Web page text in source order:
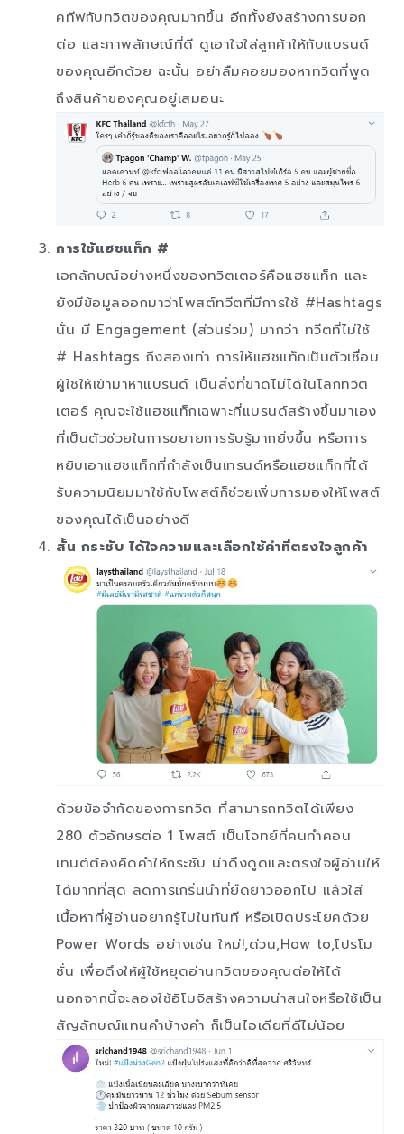
คทีฟกับทวิตของคุณมากขึ้น อีกทั้งยังสร้างการบอก
ต่อ และภาพลักษณ์ที่ดี ดูเอาใจใส่ลูกค้าให้กับแบรนด์
ของคุณอีกด้วย ฉะนั้น อย่าลืมคอยมองหาทวิตที่พูด
ถึงสินค้าของคุณอยู่เสมอนะ
การใช้แฮชแท็ก #
เอกลักษณ์อย่างหนึ่งของทวิตเตอร์คือแฮชแท็ก และ
ยังมีข้อมูลออกมาว่าโพสต์ทวีตที่มีการใช้ #Hashtags
นั้น มี Engagement (ส่วนร่วม) มากว่า ทวีตที่ไม่ใช้
# Hashtags ถึงสองเท่า การให้แฮชแท็กเป็นตัวเชื่อม
ผู้ใชให้เข้ามาหาแบรนด์ เป็นสิ่งที่ขาดไม่ได้ในโลกทวิต
เตอร์ คุณจะใช้แฮชแท็กเฉพาะที่แบรนด์สร้างขึ้นมาเอง
ที่เป็นตัวช่วยในการขยายการรับรู้มากยิ่งขึ้น หรือการ
หยิบเอาแฮชแท็กที่กำลังเป็นเทรนด์หรือแฮชแท็กที่ได้
รับความนิยมมาใช้กับโพสต์ก็ช่วยเพิ่มการมองให้โพสต์
ของคุณได้เป็นอย่างดี
สั้น กระชับ ได้ใจความและเลือกใช้คำที่ตรงใจลูกค้า
ด้วยข้อจำกัดของการทวิต ที่สามารถทวิตได้เพียง
280 ตัวอักษรต่อ 1 โพสต์ เป็นโจทย์ที่คนทำคอน
เทนต์ต้องคิดคำให้กระชับ น่าดึงดูดและตรงใจผู้อ่านให้
ได้มากที่สุด ลดการเกริ่นนำที่ยืดยาวออกไป แล้วใส่
เนื้อหาที่ผู้อ่านอยากรู้ไปในทันที หรือเปิดประโยคด้วย
Power Words อย่างเช่น ใหม่!,ด่วน,How to,โปรโม
ชั่น เพื่อดึงให้ผู้ใช้หยุดอ่านทวิตของคุณต่อให้ได้
นอกจากนี้จะลองใช้อิโมจิสร้างความน่าสนใจหรือใช้เป็น
สัญลักษณ์แทนคำบ้างคำ ก็เป็นไอเดียที่ดีไม่น้อย